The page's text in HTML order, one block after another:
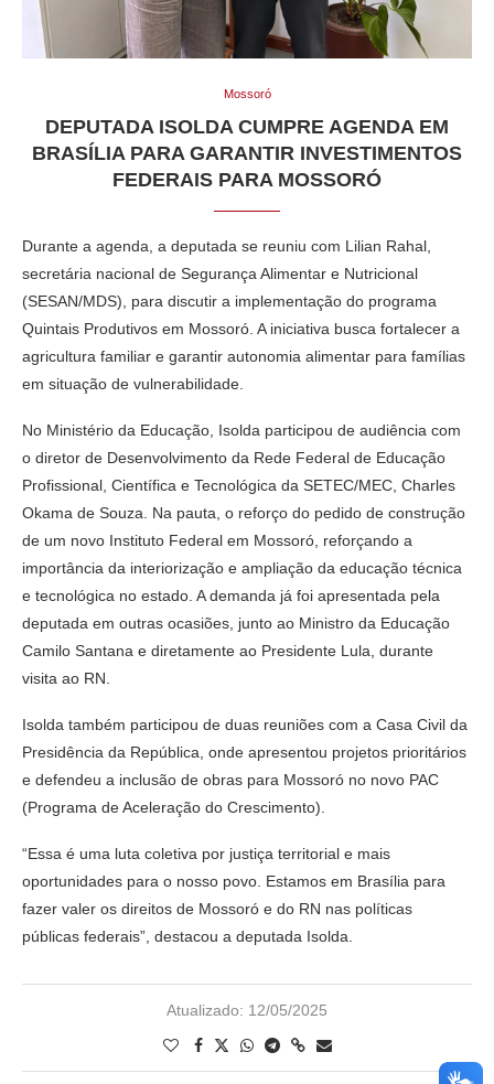
Mossoró
DEPUTADA ISOLDA CUMPRE AGENDA EM
BRASÍLIA PARA GARANTIR INVESTIMENTOS
FEDERAIS PARA MOSSORÓ
Durante a agenda, a deputada se reuniu com Lilian Rahal,
secretária nacional de Segurança Alimentar e Nutricional
(SESAN/MDS), para discutir a implementação do programa
Quintais Produtivos em Mossoró. A iniciativa busca fortalecer a
agricultura familiar e garantir autonomia alimentar para famílias
em situação de vulnerabilidade.
No Ministério da Educação, Isolda participou de audiência com
o diretor de Desenvolvimento da Rede Federal de Educação
Profissional, Científica e Tecnológica da SETEC/MEC, Charles
Okama de Souza. Na pauta, o reforço do pedido de construção
de um novo Instituto Federal em Mossoró, reforçando a
importância da interiorização e ampliação da educação técnica
e tecnológica no estado. A demanda já foi apresentada pela
deputada em outras ocasiões, junto ao Ministro da Educação
Camilo Santana e diretamente ao Presidente Lula, durante
visita ao RN.
Isolda também participou de duas reuniões com a Casa Civil da
Presidência da República, onde apresentou projetos prioritários
e defendeu a inclusão de obras para Mossoró no novo PAC
(Programa de Aceleração do Crescimento).
“Essa é uma luta coletiva por justiça territorial e mais
oportunidades para o nosso povo. Estamos em Brasília para
fazer valer os direitos de Mossoró e do RN nas políticas
públicas federais”, destacou a deputada Isolda.
Atualizado: 12/05/2025